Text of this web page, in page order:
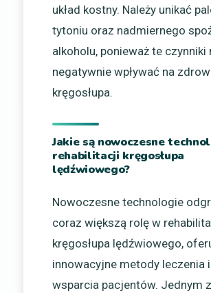
układ kostny. Należy unikać
tytoniu oraz nadmiernego
alkoholu, ponieważ te czynniki
negatywnie wpływać na
kręgosłupa.
Jakie są nowoczesne
rehabilitacji kręgosłupa
lędźwiowego?
Nowoczesne technologie
coraz większą rolę w
kręgosłupa lędźwiowego,
innowacyjne metody leczenia i
wsparcia pacjentów. Jednym z